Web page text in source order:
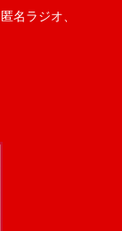
匿名ラジオ、